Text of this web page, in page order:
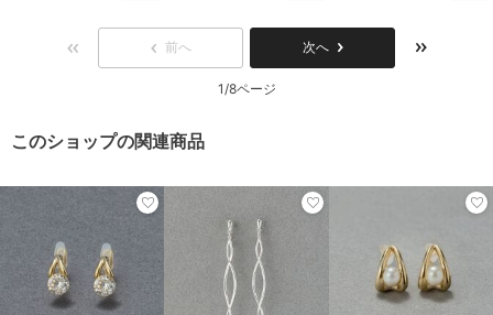
前へ 次へ
1/8ページ
このショップの関連商品